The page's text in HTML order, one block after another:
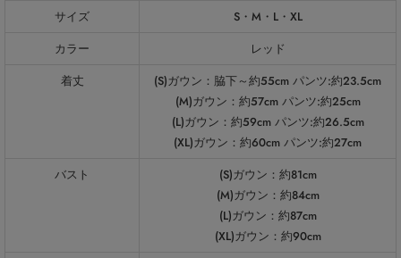
サイズ
S・M・L・XL
カラー
レッド
着丈
(S)ガウン：脇下～約55cm パンツ:約23.5cm
(M)ガウン：約57cm パンツ:約25cm
(L)ガウン：約59cm パンツ:約26.5cm
(XL)ガウン：約60cm パンツ:約27cm
バスト
(S)ガウン：約81cm
(M)ガウン：約84cm
(L)ガウン：約87cm
(XL)ガウン：約90cm